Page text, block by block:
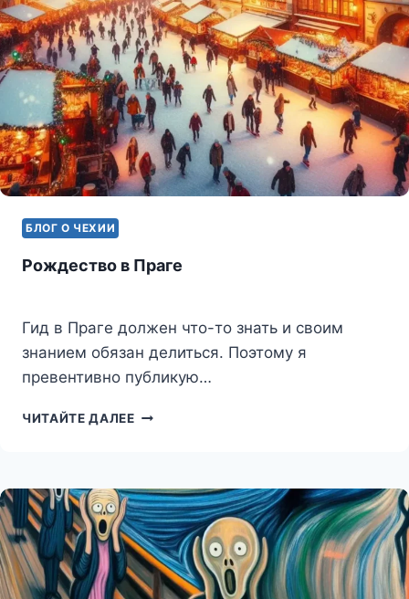
БЛОГ О ЧЕХИИ
Рождество в Праге
Гид в Праге должен что-то знать и своим
знанием обязан делиться. Поэтому я
превентивно публикую…
ЧИТАЙТЕ ДАЛЕЕРОЖДЕСТВО